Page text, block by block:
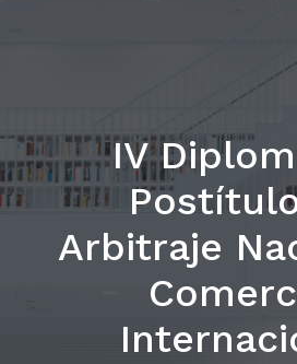
IV
Arbitraje